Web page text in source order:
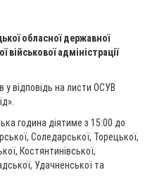
обласної державної
військової адміністрації
у відповідь на листи ОСУВ
година діятиме з 15:00 до
Соледарської, Торецької,
Костянтинівської,
Удачненської та